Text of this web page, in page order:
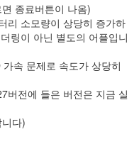
종료버튼이 나옴)
리 소모량이 상당히 증가하
링이 아닌 별도의 어플입니
속 문제로 속도가 상당히
버전에 들은 버전은 지금 실
다)